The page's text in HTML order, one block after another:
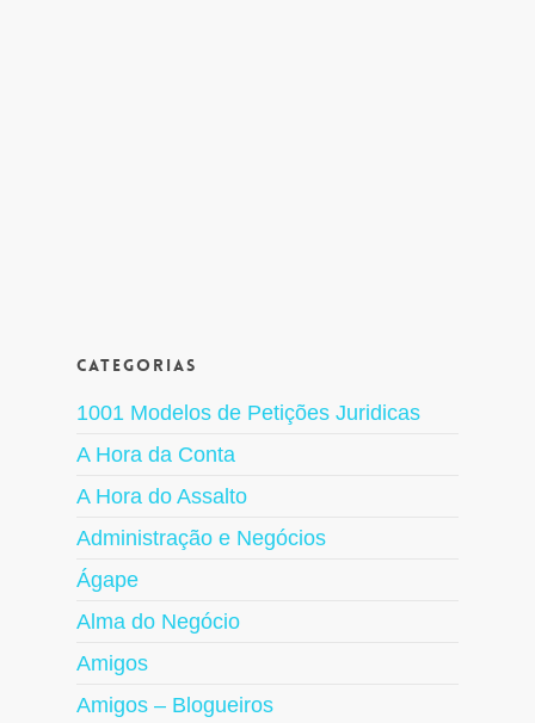
Categorias
1001 Modelos de Petições Juridicas
A Hora da Conta
A Hora do Assalto
Administração e Negócios
Ágape
Alma do Negócio
Amigos
Amigos – Blogueiros